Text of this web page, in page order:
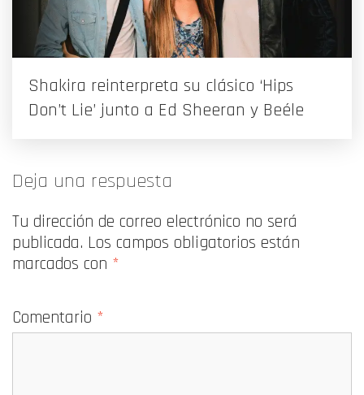
Shakira reinterpreta su clásico ‘Hips
Don’t Lie’ junto a Ed Sheeran y Beéle
Deja una respuesta
Tu dirección de correo electrónico no será
publicada. Los campos obligatorios están
marcados con *
Comentario *